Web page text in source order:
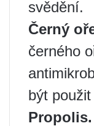
svědění.
Černý
černého
být
Propolis.